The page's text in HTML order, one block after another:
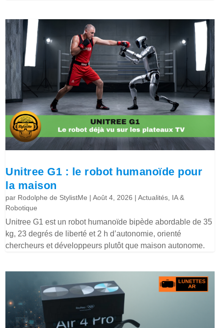
Unitree G1 : le robot humanoïde pour
la maison
par Rodolphe de StylistMe |Août 4, 2026 |Actualités, IA &
Robotique
Unitree G1 est un robot humanoïde bipède abordable de 35
kg, 23 degrés de liberté et 2 h d’autonomie, orienté
chercheurs et développeurs plutôt que maison autonome.